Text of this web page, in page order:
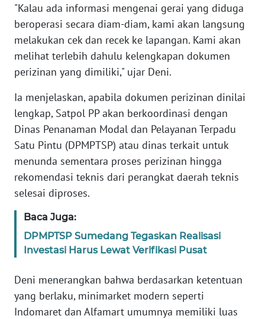
"Kalau ada informasi mengenai gerai yang diduga
beroperasi secara diam-diam, kami akan langsung
melakukan cek dan recek ke lapangan. Kami akan
melihat terlebih dahulu kelengkapan dokumen
perizinan yang dimiliki," ujar Deni.
Ia menjelaskan, apabila dokumen perizinan dinilai
lengkap, Satpol PP akan berkoordinasi dengan
Dinas Penanaman Modal dan Pelayanan Terpadu
Satu Pintu (DPMPTSP) atau dinas terkait untuk
menunda sementara proses perizinan hingga
rekomendasi teknis dari perangkat daerah teknis
selesai diproses.
Baca Juga:
DPMPTSP Sumedang Tegaskan Realisasi
Investasi Harus Lewat Verifikasi Pusat
Deni menerangkan bahwa berdasarkan ketentuan
yang berlaku, minimarket modern seperti
Indomaret dan Alfamart umumnya memiliki luas
RIAU
WN
SERAMBI
JAMBI
WN
NTB
WN
WN
WN
BABEL